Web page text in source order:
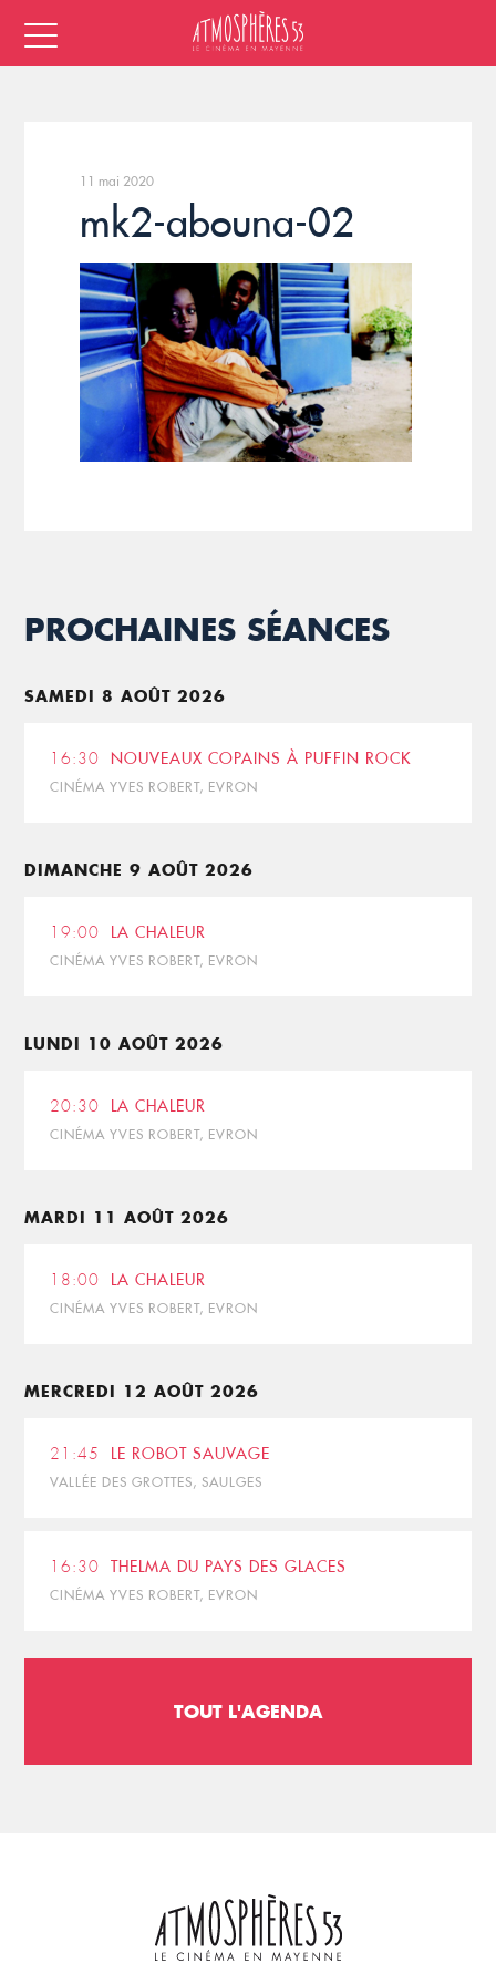
11 mai 2020
mk2-abouna-02
PROCHAINES SÉANCES
SAMEDI 8 AOÛT 2026
16:30 NOUVEAUX COPAINS À PUFFIN ROCK
CINÉMA YVES ROBERT, EVRON
DIMANCHE 9 AOÛT 2026
19:00 LA CHALEUR
CINÉMA YVES ROBERT, EVRON
LUNDI 10 AOÛT 2026
20:30 LA CHALEUR
CINÉMA YVES ROBERT, EVRON
MARDI 11 AOÛT 2026
18:00 LA CHALEUR
CINÉMA YVES ROBERT, EVRON
MERCREDI 12 AOÛT 2026
21:45 LE ROBOT SAUVAGE
VALLÉE DES GROTTES, SAULGES
16:30 THELMA DU PAYS DES GLACES
CINÉMA YVES ROBERT, EVRON
TOUT L'AGENDA